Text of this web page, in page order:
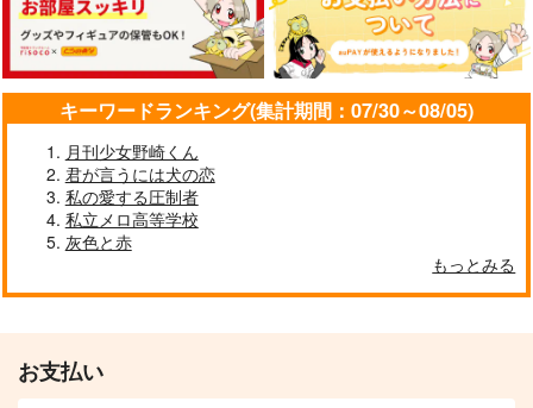
こぼれ落ちる青。
五条悟×夏油傑
サンプル
作品詳細
一番星に答え合わせ
ずっと夏
昼神幸郎
サンプル
（税込）
五条悟×夏油傑
サンプル
キーワードランキング(集計期間：07/30～08/05)
月刊少女野崎くん
君が言うには犬の恋
私の愛する圧制者
私立メロ高等学校
灰色と赤
もっとみる
お支払い